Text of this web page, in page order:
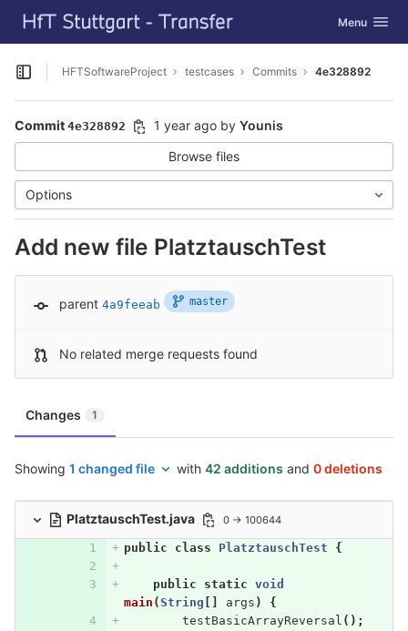
Skip to content
GitLab Toggle
Menu
Open sidebar
HFTSoftwareProject testcases Commits 4e328892
Commit 4e328892 1 year ago by Younis
Browse files
Options
Add new file PlatztauschTest
parent 4a9feeab master
No related merge requests found
Changes 1
Showing 1 changed file with 42 additions and 0 deletions
PlatztauschTest.java 0 → 100644
public class PlatztauschTest {
public static void
main (String args )
{
testBasicArrayReversal ();